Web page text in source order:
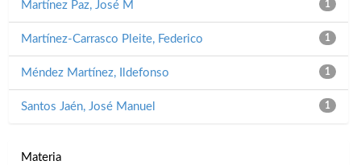
1
Martínez Paz, José M
1
Martínez-Carrasco Pleite, Federico
1
Méndez Martínez, Ildefonso
1
Santos Jaén, José Manuel
Materia